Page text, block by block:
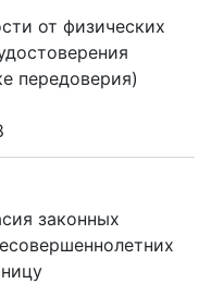
от физических
передоверия)
законных